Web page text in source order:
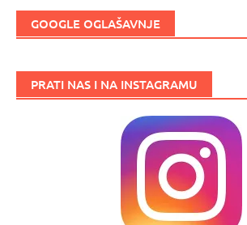
GOOGLE OGLAŠAVNJE
PRATI NAS I NA INSTAGRAMU